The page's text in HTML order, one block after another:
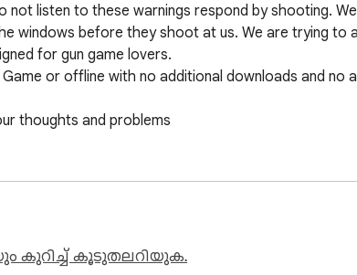
listen to these warnings respond by shooting.
windows before they shoot at us. We are trying to
for gun game lovers.
or offline with no additional downloads and no
thoughts and problems
it from the extensions section.
കുറിച്ച് കൂടുതലറിയുക.